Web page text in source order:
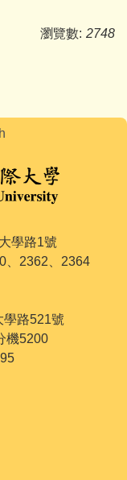
瀏覽數: 2748
學路1號
、2362、2364
學路521號
機5200